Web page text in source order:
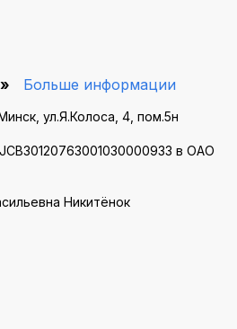
Больше информации
ул.Я.Колоса, 4, пом.5н
в ОАО
Никитёнок